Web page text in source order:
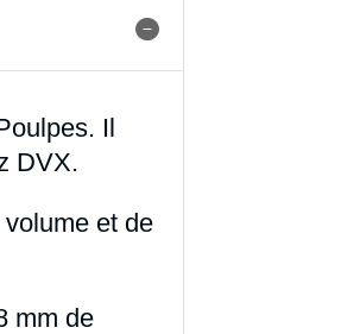
Il
DVX.
et de
mm de